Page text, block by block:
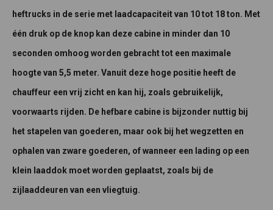
heftrucks in de serie met laadcapaciteit van 10 tot 18 ton. Met
één druk op de knop kan deze cabine in minder dan 10
seconden omhoog worden gebracht tot een maximale
hoogte van 5,5 meter. Vanuit deze hoge positie heeft de
chauffeur een vrij zicht en kan hij, zoals gebruikelijk,
voorwaarts rijden. De hefbare cabine is bijzonder nuttig bij
het stapelen van goederen, maar ook bij het wegzetten en
ophalen van zware goederen, of wanneer een lading op een
klein laaddok moet worden geplaatst, zoals bij de
zijlaaddeuren van een vliegtuig.